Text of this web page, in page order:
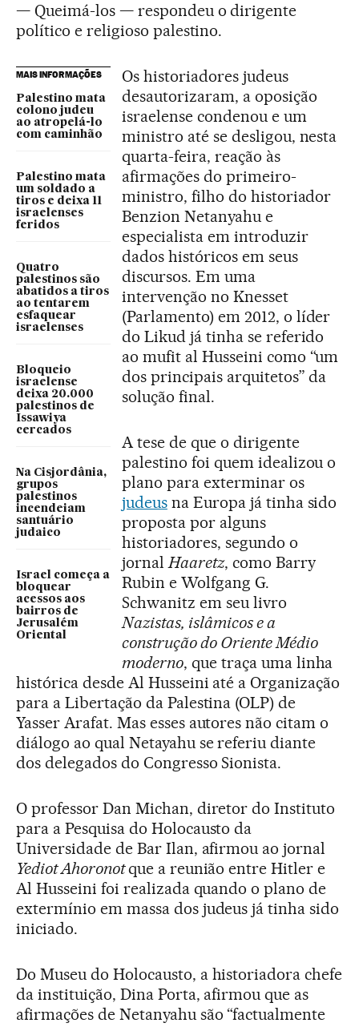
— Queimá-los — respondeu o dirigente
político e religioso palestino.
MAIS INFORMAÇÕES
Palestino mata
colono judeu
ao atropelá-lo
com caminhão
Palestino mata
um soldado a
tiros e deixa 11
israelenses
feridos
Quatro
palestinos são
abatidos a tiros
ao tentarem
esfaquear
israelenses
Bloqueio
israelense
deixa 20.000
palestinos de
Issawiya
cercados
Na Cisjordânia,
grupos
palestinos
incendeiam
santuário
judaico
Israel começa a
bloquear
acessos aos
bairros de
Jerusalém
Oriental
Os historiadores judeus
desautorizaram, a oposição
israelense condenou e um
ministro até se desligou, nesta
quarta-feira, reação às
afirmações do primeiro-
ministro, filho do historiador
Benzion Netanyahu e
especialista em introduzir
dados históricos em seus
discursos. Em uma
intervenção no Knesset
(Parlamento) em 2012, o líder
do Likud já tinha se referido
ao mufit al Husseini como “um
dos principais arquitetos” da
solução final.
A tese de que o dirigente
palestino foi quem idealizou o
plano para exterminar os
judeusna Europa já tinha sido
proposta por alguns
historiadores, segundo o
jornalHaaretz, como Barry
Rubin e Wolfgang G.
Schwanitz em seu livro
Nazistas, islâmicos e a
construção do Oriente Médio
moderno, que traça uma linha
histórica desde Al Husseini até a Organização
para a Libertação da Palestina (OLP) de
Yasser Arafat. Mas esses autores não citam o
diálogo ao qual Netayahu se referiu diante
dos delegados do Congresso Sionista.
O professor Dan Michan, diretor do Instituto
para a Pesquisa do Holocausto da
Universidade de Bar Ilan, afirmou ao jornal
Yediot Ahoronotque a reunião entre Hitler e
Al Husseini foi realizada quando o plano de
extermínio em massa dos judeus já tinha sido
iniciado.
Do Museu do Holocausto, a historiadora chefe
da instituição, Dina Porta, afirmou que as
afirmações de Netanyahu são “factualmente